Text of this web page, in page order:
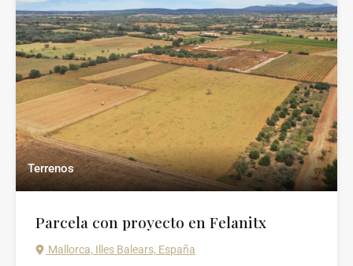
Terrenos
Parcela con proyecto en Felanitx
Mallorca, Illes Balears, España